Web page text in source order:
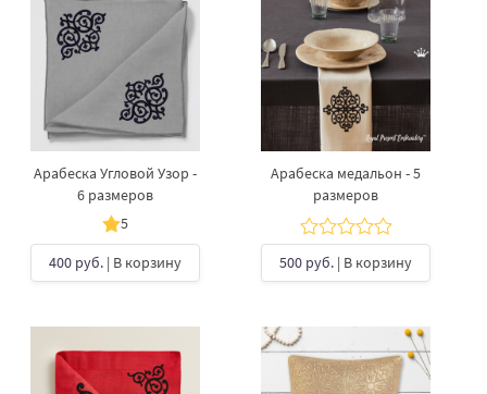
Арабеска Угловой Узор -
6 размеров
5
400 руб. | В корзину
Арабеска медальон - 5
размеров
500 руб. | В корзину